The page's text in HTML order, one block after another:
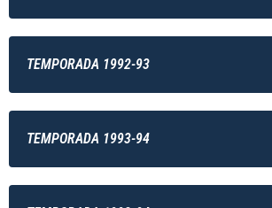
TEMPORADA 1992-93
TEMPORADA 1993-94